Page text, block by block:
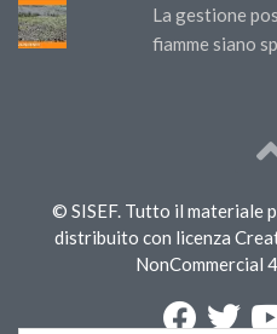
La gestione
fiamme siano
© SISEF. Tutto il materiale
distribuito con licenza
NonCommercial